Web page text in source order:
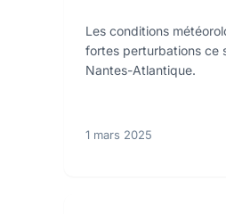
Les conditions
fortes perturbations ce
Nantes-Atlantique.
1 mars 2025